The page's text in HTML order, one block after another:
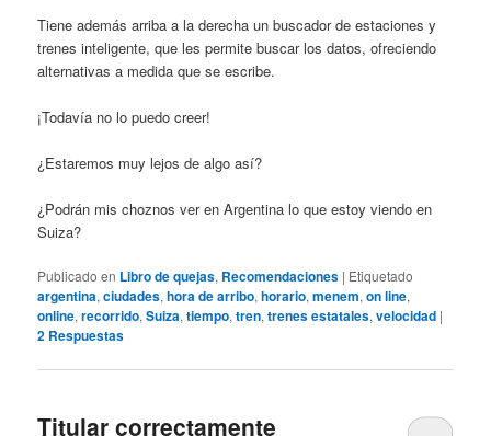
Tiene además arriba a la derecha un buscador de estaciones y
trenes inteligente, que les permite buscar los datos, ofreciendo
alternativas a medida que se escribe.
¡Todavía no lo puedo creer!
¿Estaremos muy lejos de algo así?
¿Podrán mis choznos ver en Argentina lo que estoy viendo en
Suiza?
Publicado en Libro de quejas, Recomendaciones | Etiquetado
argentina,ciudades,hora de arribo,horario,menem,on line,
online,recorrido,Suiza,tiempo,tren,trenes estatales,velocidad |
2 Respuestas
Titular correctamente